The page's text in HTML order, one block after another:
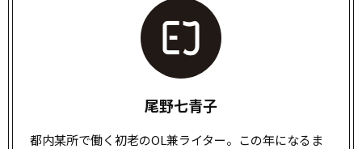
尾野七青子
都内某所で働く初老のOL兼ライター。この年になるま